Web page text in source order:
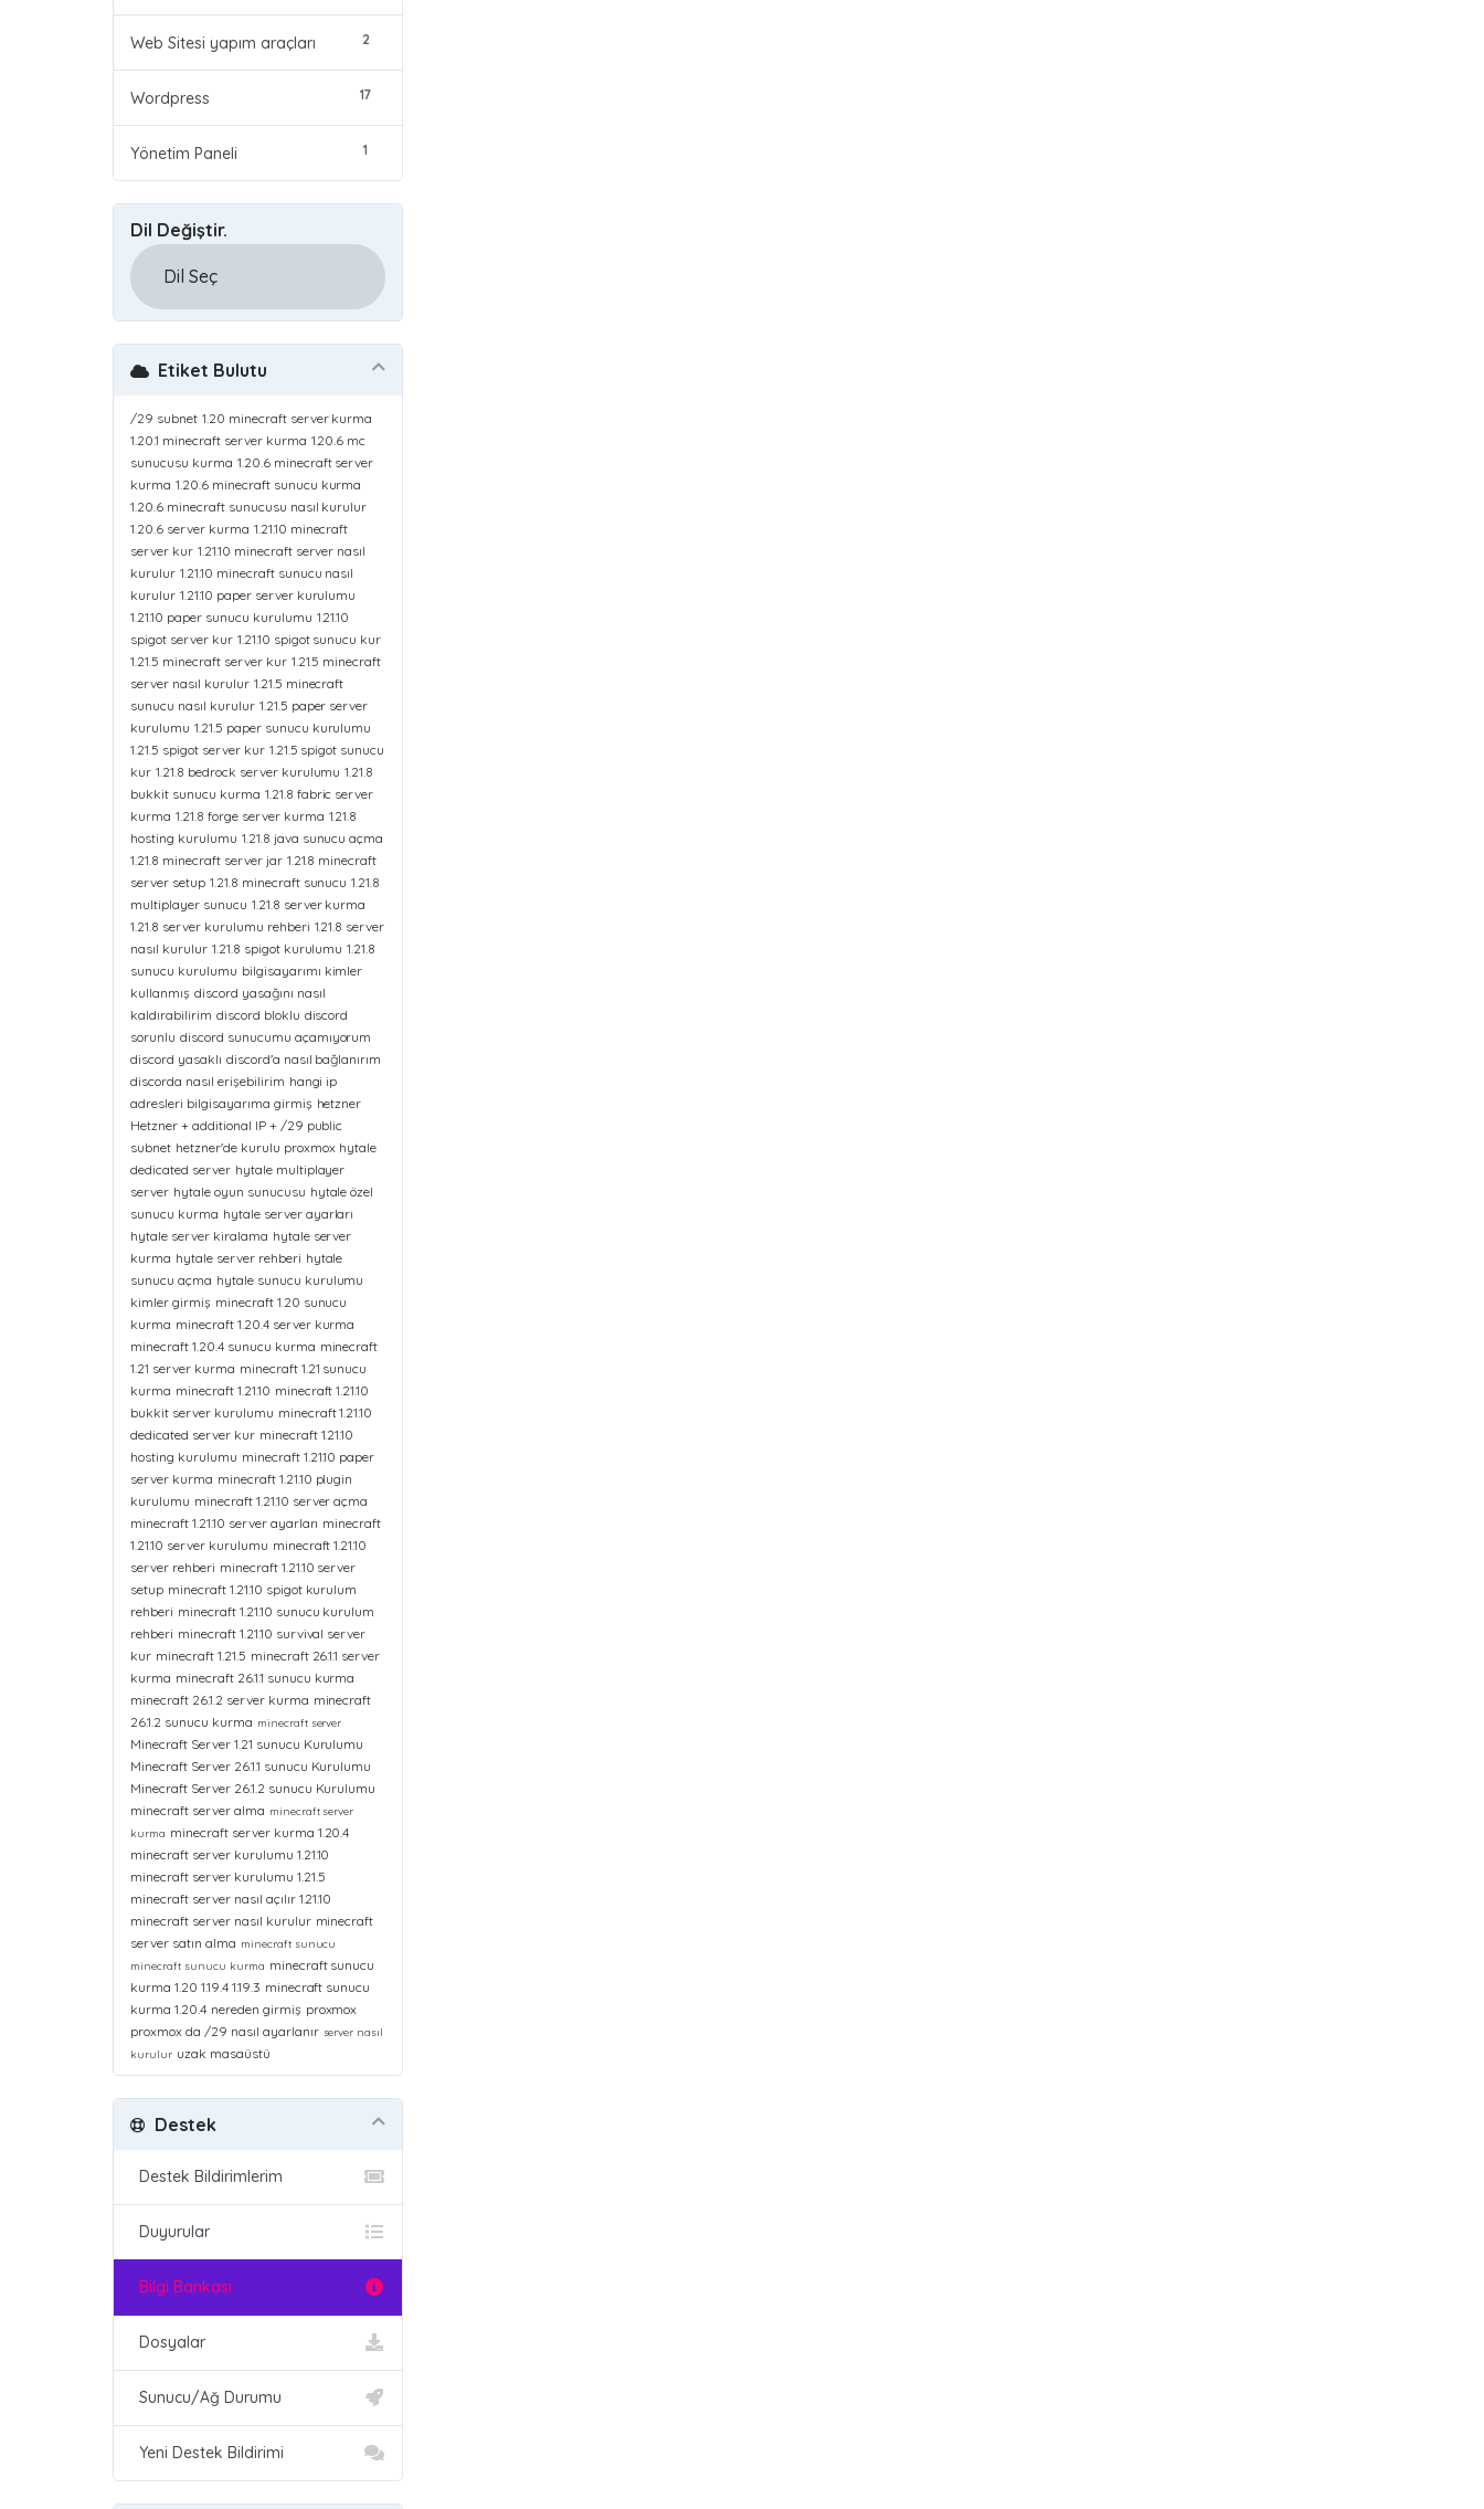
2
Web Sitesi yapım araçları
17
Wordpress
1
Yönetim Paneli
Dil Değiştir.
Etiket Bulutu
/29 subnet 1.20 minecraft server kurma
1.20.1 minecraft server kurma 1.20.6 mc
sunucusu kurma 1.20.6 minecraft server
kurma 1.20.6 minecraft sunucu kurma
1.20.6 minecraft sunucusu nasıl kurulur
1.20.6 server kurma 1.21.10 minecraft
server kur 1.21.10 minecraft server nasıl
kurulur 1.21.10 minecraft sunucu nasıl
kurulur 1.21.10 paper server kurulumu
1.21.10 paper sunucu kurulumu 1.21.10
spigot server kur 1.21.10 spigot sunucu kur
1.21.5 minecraft server kur 1.21.5 minecraft
server nasıl kurulur 1.21.5 minecraft
sunucu nasıl kurulur 1.21.5 paper server
kurulumu 1.21.5 paper sunucu kurulumu
1.21.5 spigot server kur 1.21.5 spigot sunucu
kur 1.21.8 bedrock server kurulumu 1.21.8
bukkit sunucu kurma 1.21.8 fabric server
kurma 1.21.8 forge server kurma 1.21.8
hosting kurulumu 1.21.8 java sunucu açma
1.21.8 minecraft server jar 1.21.8 minecraft
server setup 1.21.8 minecraft sunucu 1.21.8
multiplayer sunucu 1.21.8 server kurma
1.21.8 server kurulumu rehberi 1.21.8 server
nasıl kurulur 1.21.8 spigot kurulumu 1.21.8
sunucu kurulumu bilgisayarımı kimler
kullanmış discord yasağını nasıl
kaldırabilirim discord bloklu discord
sorunlu discord sunucumu açamıyorum
discord yasaklı discord'a nasıl bağlanırım
discorda nasıl erişebilirim hangi ip
adresleri bilgisayarıma girmiş hetzner
Hetzner + additional IP + /29 public
subnet hetzner'de kurulu proxmox hytale
dedicated server hytale multiplayer
server hytale oyun sunucusu hytale özel
sunucu kurma hytale server ayarları
hytale server kiralama hytale server
kurma hytale server rehberi hytale
sunucu açma hytale sunucu kurulumu
kimler girmiş minecraft 1.20 sunucu
kurma minecraft 1.20.4 server kurma
minecraft 1.20.4 sunucu kurma minecraft
1.21 server kurma minecraft 1.21 sunucu
kurma minecraft 1.21.10 minecraft 1.21.10
bukkit server kurulumu minecraft 1.21.10
dedicated server kur minecraft 1.21.10
hosting kurulumu minecraft 1.21.10 paper
server kurma minecraft 1.21.10 plugin
kurulumu minecraft 1.21.10 server açma
minecraft 1.21.10 server ayarları minecraft
1.21.10 server kurulumu minecraft 1.21.10
server rehberi minecraft 1.21.10 server
setup minecraft 1.21.10 spigot kurulum
rehberi minecraft 1.21.10 sunucu kurulum
rehberi minecraft 1.21.10 survival server
kur minecraft 1.21.5 minecraft 26.1.1 server
kurma minecraft 26.1.1 sunucu kurma
minecraft 26.1.2 server kurma minecraft
26.1.2 sunucu kurma minecraft server
Minecraft Server 1.21 sunucu Kurulumu
Minecraft Server 26.1.1 sunucu Kurulumu
Minecraft Server 26.1.2 sunucu Kurulumu
minecraft server alma minecraft server
kurma minecraft server kurma 1.20.4
minecraft server kurulumu 1.21.10
minecraft server kurulumu 1.21.5
minecraft server nasıl açılır 1.21.10
minecraft server nasıl kurulur minecraft
server satın alma minecraft sunucu
minecraft sunucu kurma minecraft sunucu
kurma 1.20 1.19.4 1.19.3 minecraft sunucu
kurma 1.20.4 nereden girmiş proxmox
proxmox da /29 nasıl ayarlanır server nasıl
kurulur uzak masaüstü
Destek
Destek Bildirimlerim
Duyurular
Bilgi Bankası
Dosyalar
Sunucu/Ağ Durumu
Yeni Destek Bildirimi